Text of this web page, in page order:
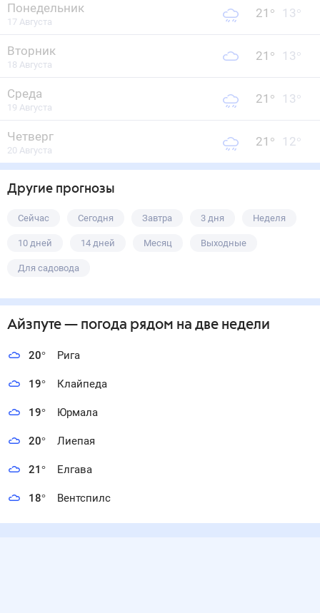
Понедельник
17 Августа
21 ° 13°
Вторник
18 Августа
21 ° 13°
Среда
19 Августа
21 ° 13°
Четверг
20 Августа
21 ° 12°
Другие прогнозы
Сейчас Сегодня Завтра 3 дня Неделя
10 дней 14 дней Месяц Выходные
Для садовода
Айзпуте— погода рядом на две недели
20° Рига
19° Клайпеда
19° Юрмала
20° Лиепая
21° Елгава
18° Вентспилс